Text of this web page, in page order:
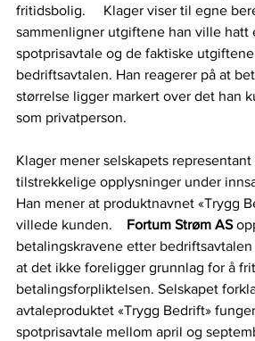
fritidsbolig.
Klager viser til egne
sammenligner utgiftene han ville hatt
spotprisavtale og de faktiske
bedriftsavtalen. Han reagerer på at
størrelse ligger markert over det han
som privatperson.
Klager mener selskapets
tilstrekkelige opplysninger under
Han mener at produktnavnet «Trygg
villede kunden.
Fortum Strøm AS
betalingskravene etter
at det ikke foreligger grunnlag for å
betalingsforpliktelsen. Selskapet
avtaleproduktet «Trygg Bedrift»
spotprisavtale mellom april og